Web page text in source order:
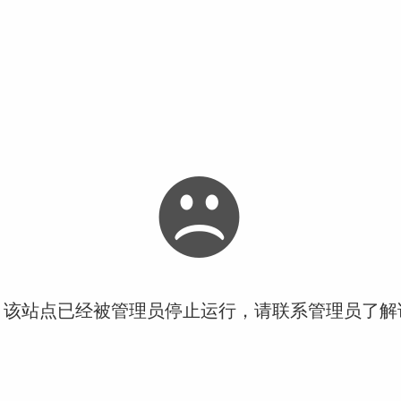
站点已经被管理员停止运行，请联系管理员了